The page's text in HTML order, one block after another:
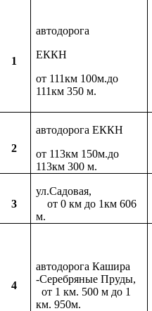
1
автодорога
ЕККН
от 111км 100м.до
111км 350 м.
2
автодорога ЕККН
от 113км 150м.до
113км 300 м.
3
ул.Садовая,
от 0 км до 1км 606
м.
4
автодорога Кашира
-Серебряные Пруды,
от 1 км. 500 м до 1
км. 950м.